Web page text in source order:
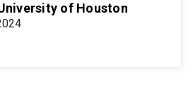
of Houston